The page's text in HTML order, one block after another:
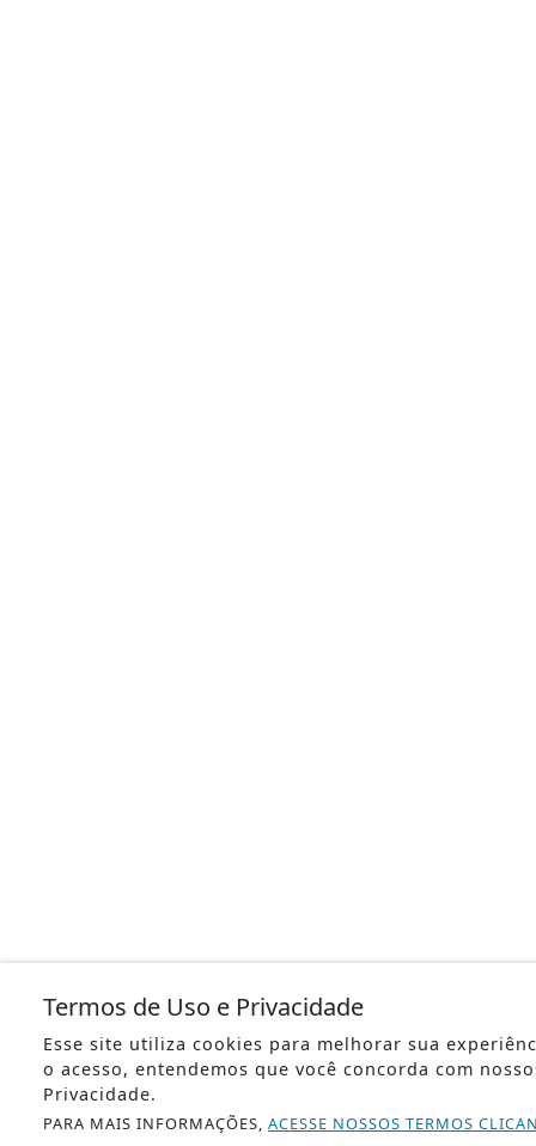
Termos de Uso e Privacidade
Esse site utiliza cookies para melhorar sua
o acesso, entendemos que você concorda com
Privacidade.
PARA MAIS INFORMAÇÕES, ACESSE NOSSOS TERMOS